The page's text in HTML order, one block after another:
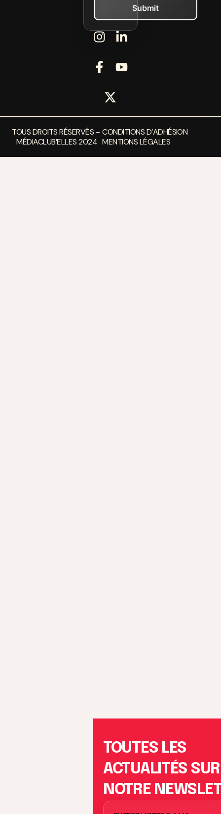
TOUS DROITS RÉSERVÉS –
MÉDIACLUB’ELLES 2024
CONDITIONS D’ADHÉSION
MENTIONS LÉGALES
TOUTES LES
ACTUALITÉS SUR
NOTRE